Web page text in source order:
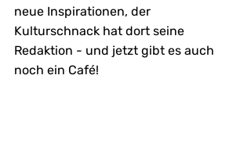
neue Inspirationen, der
Kulturschnack hat dort seine
Redaktion - und jetzt gibt es auch
noch ein Café!